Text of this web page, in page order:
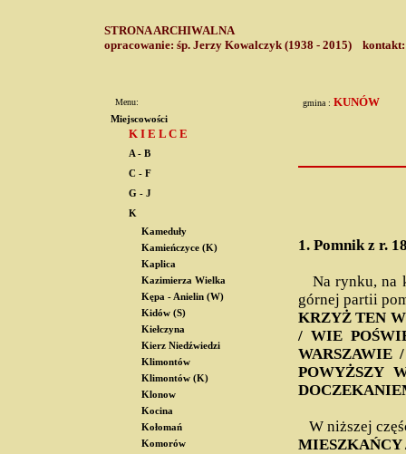
STRONA ARCHIWALNA
opracowanie: śp. Jerzy Kowalczyk (1938 - 2015)
Menu:
Miejscowości
K I E L C E
A - B
C - F
G - J
K
Kameduły
Kamieńczyce (K)
Kaplica
Kazimierza Wielka
Kępa - Anielin (W)
Kidów (S)
Kiełczyna
Kierz Niedźwiedzi
Klimontów
Klimontów (K)
Klonow
Kocina
Kołomań
Komorów
gmina : KUNÓW
1. Pomnik z r.
Na rynku, na
górnej partii
KRZYŻ TEN
/ WIE
WARSZAWIE
POWYŻSZY
W niższej
MIESZKAŃCY